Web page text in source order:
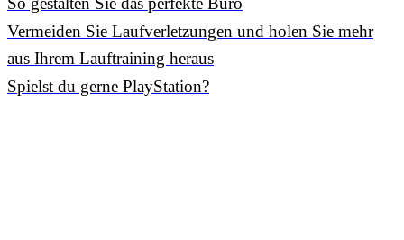
Vermeiden Sie Laufverletzungen und holen Sie mehr
aus Ihrem Lauftraining heraus
Spielst du gerne PlayStation?